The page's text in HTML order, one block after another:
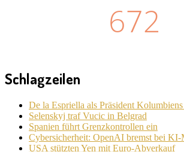
672
Schlagzeilen
De la Espriella als Präsident
Selenskyj traf Vucic in Belgrad
Spanien führt Grenzkontrollen ein
Cybersicherheit: OpenAI bremst bei KI-
USA stützten Yen mit Euro-Abverkauf